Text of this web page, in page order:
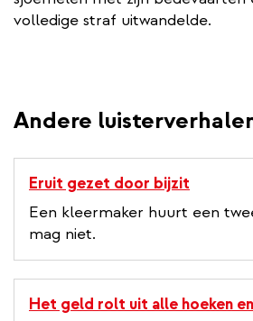
volledige straf uitwandelde.
Andere
Eruit gezet door bijzit
Een kleermaker huurt een
mag niet.
Het geld rolt uit alle hoeken